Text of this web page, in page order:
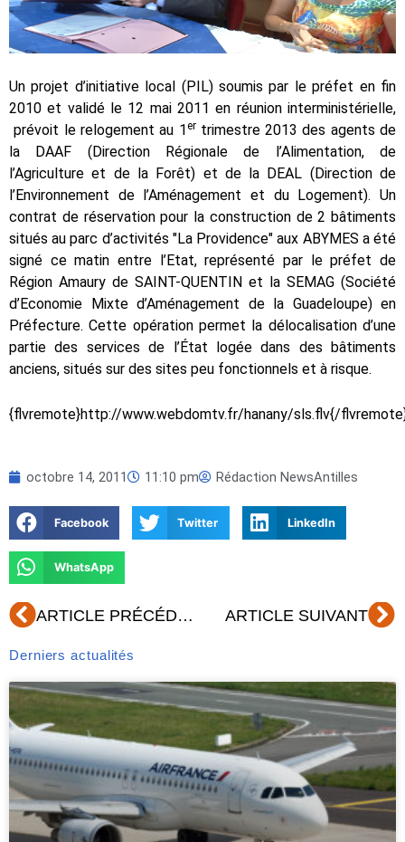
Un projet d’initiative local (PIL) soumis par le préfet en fin
2010 et validé le 12 mai 2011 en réunion interministérielle,
prévoit le relogement au 1 er trimestre 2013 des agents de
la DAAF (Direction Régionale de l’Alimentation, de
l’Agriculture et de la Forêt) et de la DEAL (Direction de
l’Environnement de l’Aménagement et du Logement). Un
contrat de réservation pour la construction de 2 bâtiments
situés au parc d’activités "La Providence" aux ABYMES a été
signé ce matin entre l’Etat, représenté par le préfet de
Région Amaury de SAINT-QUENTIN et la SEMAG (Société
d’Economie Mixte d’Aménagement de la Guadeloupe) en
Préfecture. Cette opération permet la délocalisation d’une
partie des services de l’État logée dans des bâtiments
anciens, situés sur des sites peu fonctionnels et à risque.
{flvremote}http://www.webdomtv.fr/hanany/sls.flv{/
octobre 14, 2011 11:10 pm Rédaction NewsAntilles
Facebook Twitter LinkedIn
WhatsApp
Précédent ARTICLE PRÉCÉDENT ARTICLE SUIVANT
Derniers actualités